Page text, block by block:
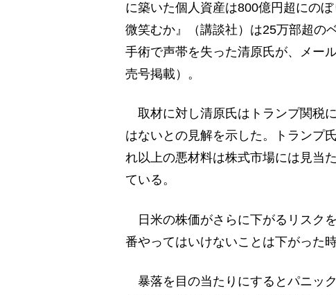
に築いた個人資産は800億円超にの
微笑むか』（講談社）は25万部超の
手術で声帯を失った清原氏が、メー
売号掲載）。
取材に対し清原氏はトランプ関税
はないとの見解を示した。トランプ
れ以上の悪材料は株式市場には見当
ている。
日米の株価がさらに下がるリスク
番やってはいけないことは下がった
暴落を目の当たりにするとパニッ